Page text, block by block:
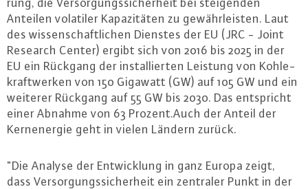
rung, die Ver­sor­gungs­si­cher­heit bei stei­gen­den
Anteilen volatiler Ka­pa­zi­tä­ten zu ge­währ­leis­ten. Laut
des wis­sen­schaft­li­chen Dienstes der EU (JRC - Joint
Research Center) ergibt sich von 2016 bis 2025 in der
EU ein Rückgang der in­stal­lier­ten Leistung von Koh­le­
kraft­wer­ken von 150 Gigawatt (GW) auf 105 GW und ein
weiterer Rückgang auf 55 GW bis 2030. Das ent­spricht
einer Abnahme von 63 Prozent.​Auch der Anteil der
Kern­ener­gie geht in vielen Ländern zurück.
"Die Analyse der Ent­wick­lung in ganz Europa zeigt,
dass Ver­sor­gungs­si­cher­heit ein zentraler Punkt in der